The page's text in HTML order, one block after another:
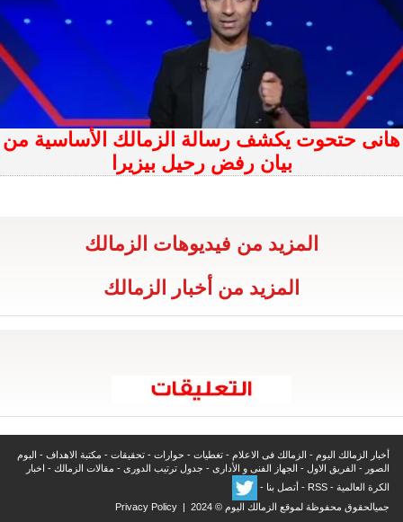
هانى حتحوت يكشف رسالة الزمالك الأساسية من
بيان رفض رحيل بيزيرا
المزيد من فيديوهات الزمالك
المزيد من أخبار الزمالك
أخبار الزمالك اليوم - الزمالك فى الاعلام - تغطيات - حوارات - تحقيقات - مكتبة الاهداف - البوم
الصور - الفريق الاول - الجهاز الفنى و الأدارى - جدول ترتيب الدورى - مقالات الزمالك - اخبار
الكرة العالمية -
RSS
- أتصل بنا -
جميالحقوق محفوظة لموقع الزمالك اليوم © 2024 |
Privacy Policy